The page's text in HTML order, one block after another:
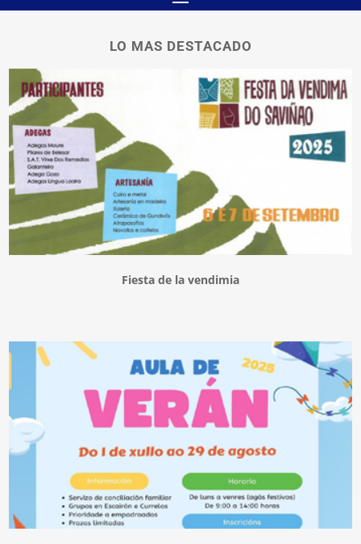
LO MAS DESTACADO
Fiesta de la vendimia